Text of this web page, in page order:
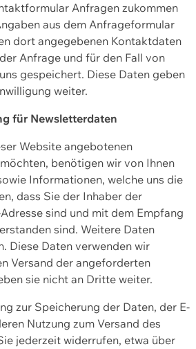
Anfragen zukommen
aus dem Anfrageformular
dort angegebenen Kontaktdaten
Anfrage und für den Fall von
gespeichert. Diese Daten geben
weiter.
für Newsletterdaten
Website angebotenen
benötigen wir von Ihnen
Informationen, welche uns die
dass Sie der Inhaber der
sind und mit dem Empfang
sind. Weitere Daten
Diese Daten verwenden wir
Versand der angeforderten
sie nicht an Dritte weiter.
zur Speicherung der Daten, der E-
Nutzung zum Versand des
jederzeit widerrufen, etwa über